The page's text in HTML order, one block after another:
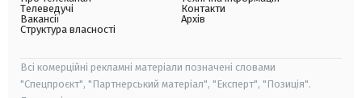
Телеведучі
Вакансії
Структура власності
Контакти
Архів
Всі комерційні рекламні матеріали позначені словами
"Спецпроєкт", "Партнерський матеріал", "Експерт", "Позиція".